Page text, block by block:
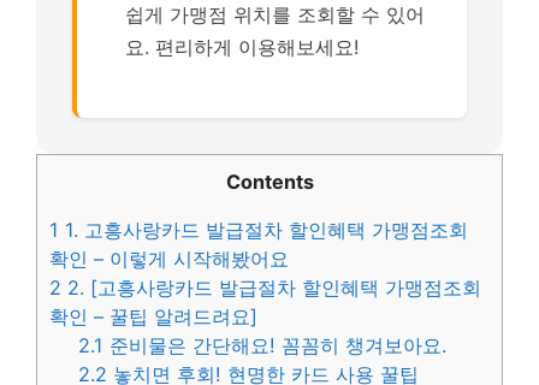
쉽게 가맹점 위치를 조회할 수 있어
요. 편리하게 이용해보세요!
Contents
1 1. 고흥사랑카드 발급절차 할인혜택 가맹점조회
확인 – 이렇게 시작해봤어요
2 2. [고흥사랑카드 발급절차 할인혜택 가맹점조회
확인 – 꿀팁 알려드려요]
2.1 준비물은 간단해요! 꼼꼼히 챙겨보아요.
2.2 놓치면 후회! 현명한 카드 사용 꿀팁